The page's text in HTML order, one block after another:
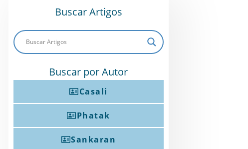
Buscar Artigos
Buscar por Autor
Casali
Phatak
Sankaran